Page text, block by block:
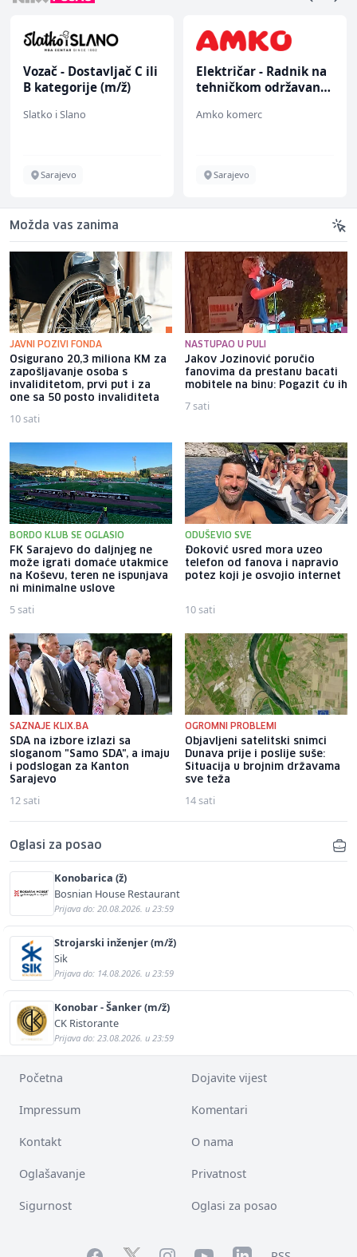
Vozač - Dostavljač C ili
B kategorije (m/ž)
Slatko i Slano
Sarajevo
Električar - Radnik na
tehničkom održavanju
Amko komerc
Sarajevo
Možda vas zanima
JAVNI POZIVI FONDA
Osigurano 20,3 miliona KM za
zapošljavanje osoba s
invaliditetom, prvi put i za
one sa 50 posto invaliditeta
10 sati
NASTUPAO U PULI
Jakov Jozinović poručio
fanovima da prestanu bacati
mobitele na binu: Pogazit ću ih
7 sati
BORDO KLUB SE OGLASIO
FK Sarajevo do daljnjeg ne
može igrati domaće utakmice
na Koševu, teren ne ispunjava
ni minimalne uslove
5 sati
ODUŠEVIO SVE
Đoković usred mora uzeo
telefon od fanova i napravio
potez koji je osvojio internet
10 sati
SAZNAJE KLIX.BA
SDA na izbore izlazi sa
sloganom "Samo SDA", a imaju
i podslogan za Kanton
Sarajevo
12 sati
OGROMNI PROBLEMI
Objavljeni satelitski snimci
Dunava prije i poslije suše:
Situacija u brojnim državama
sve teža
14 sati
Oglasi za posao
Konobarica (ž)
Bosnian House Restaurant
Prijava do: 20.08.2026. u 23:59
Strojarski inženjer (m/ž)
Sik
Prijava do: 14.08.2026. u 23:59
Konobar - Šanker (m/ž)
CK Ristorante
Prijava do: 23.08.2026. u 23:59
Početna Dojavite vijest
Impressum Komentari
Kontakt O nama
Oglašavanje Privatnost
Sigurnost Oglasi za posao